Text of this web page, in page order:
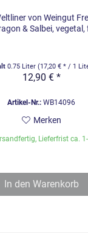
von Weingut
& Salbei,
0.75 Liter (17,20 € * / 1
12,90 € *
Artikel-Nr.: WB14096
Merken
Lieferfrist ca.
In den Warenkorb